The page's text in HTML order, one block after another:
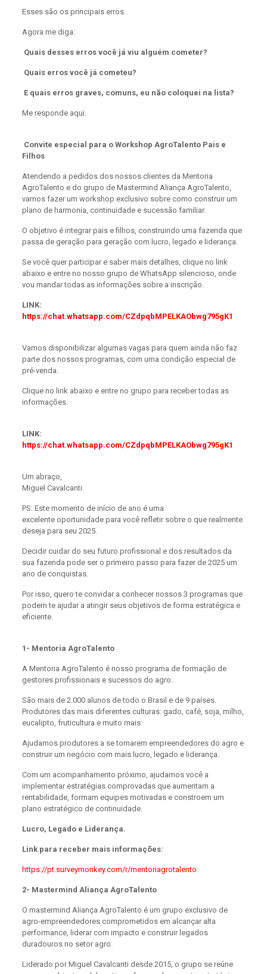
Esses são os principais erros.
Agora me diga:
Quais desses erros você já viu alguém cometer?
Quais erros você já cometeu?
E quais erros graves, comuns, eu não coloquei na lista?
Me responde aqui.
Convite especial para o Workshop AgroTalento Pais e
Filhos
Atendendo a pedidos dos nossos clientes da Mentoria
AgroTalento e do grupo de Mastermind Aliança AgroTalento,
vamos fazer um workshop exclusivo sobre como construir um
plano de harmonia, continuidade e sucessão familiar.
O objetivo é integrar pais e filhos, construindo uma fazenda que
passa de geração para geração com lucro, legado e liderança.
Se você quer participar e saber mais detalhes, clique no link
abaixo e entre no nosso grupo de WhatsApp silencioso, onde
vou mandar todas as informações sobre a inscrição.
LINK:
https://chat.whatsapp.com/CZdpqbMPELKAObwg795gK1
Vamos disponibilizar algumas vagas para quem ainda não faz
parte dos nossos programas, com uma condição especial de
pré-venda.
Clique no link abaixo e entre no grupo para receber todas as
informações.
LINK:
https://chat.whatsapp.com/CZdpqbMPELKAObwg795gK1
Um abraço,
Miguel Cavalcanti
PS: Este momento de início de ano é uma
excelente oportunidade para você refletir sobre o que realmente
deseja para seu 2025.
Decidir cuidar do seu futuro profissional e dos resultados da
sua fazenda pode ser o primeiro passo para fazer de 2025 um
ano de conquistas.
Por isso, quero te convidar a conhecer nossos 3 programas que
podem te ajudar a atingir seus objetivos de forma estratégica e
eficiente.
1- Mentoria AgroTalento
A Mentoria AgroTalento é nosso programa de formação de
gestores profissionais e sucessos do agro.
São mais de 2.000 alunos de todo o Brasil e de 9 países.
Produtores das mais diferentes culturas: gado, café, soja, milho,
eucalipto, fruticultura e muito mais.
Ajudamos produtores a se tornarem empreendedores do agro e
construir um negócio com mais lucro, legado e liderança.
Com um acompanhamento próximo, ajudamos você a
implementar estratégias comprovadas que aumentam a
rentabilidade, formam equipes motivadas e constroem um
plano estratégico de continuidade.
Lucro, Legado e Liderança.
Link para receber mais informações:
https://pt.surveymonkey.com/r/mentoriagrotalento
2- Mastermind Aliança AgroTalento
O mastermind Aliança AgroTalento é um grupo exclusivo de
agro-empreendedores comprometidos em alcançar alta
performance, liderar com impacto e construir legados
duradouros no setor agro.
Liderado por Miguel Cavalcanti desde 2015, o grupo se reúne